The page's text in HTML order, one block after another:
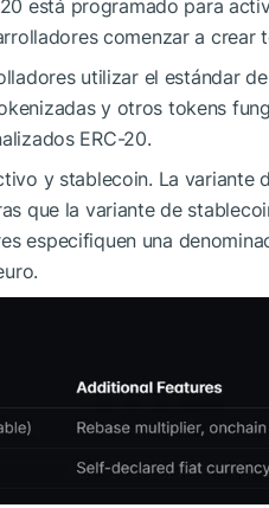
está programado para
comenzar a crear
utilizar el estándar
y otros tokens
ERC-20.
y stablecoin. La variante
que la variante de
especifiquen una